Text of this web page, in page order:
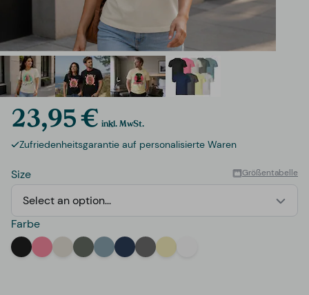
23,95 € inkl. MwSt.
Zufriedenheitsgarantie auf personalisierte Waren
Size Größentabelle
Select an option...
Farbe
BlackPink Off-White
GreenLight Blue
NavyGreyYellow